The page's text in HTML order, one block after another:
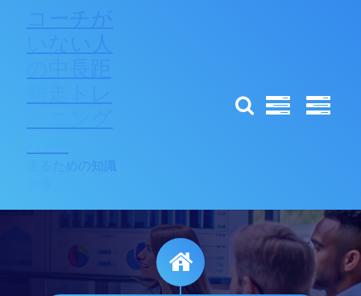
コーチが
いない人
走るための知識